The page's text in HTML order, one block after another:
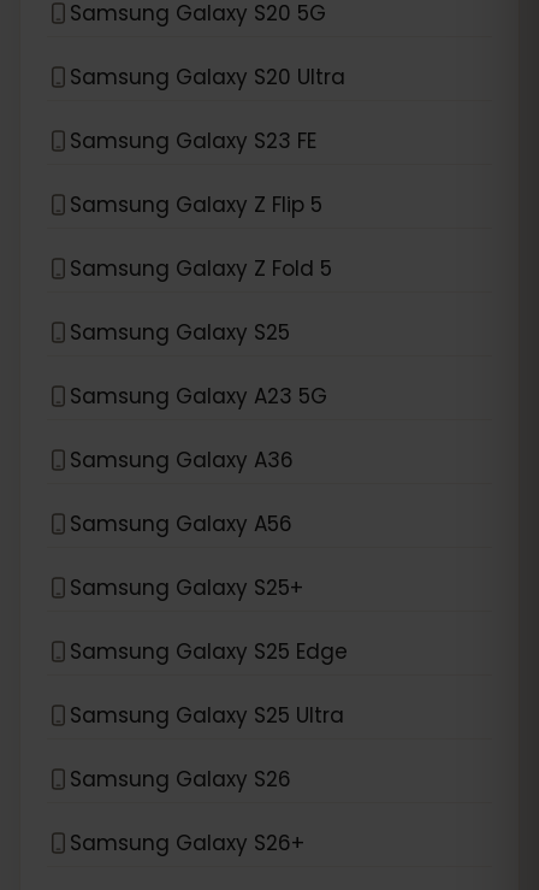
Samsung Galaxy S20 5G
Samsung Galaxy S20 Ultra
Samsung Galaxy S23 FE
Samsung Galaxy Z Flip 5
Samsung Galaxy Z Fold 5
Samsung Galaxy S25
Samsung Galaxy A23 5G
Samsung Galaxy A36
Samsung Galaxy A56
Samsung Galaxy S25+
Samsung Galaxy S25 Edge
Samsung Galaxy S25 Ultra
Samsung Galaxy S26
Samsung Galaxy S26+